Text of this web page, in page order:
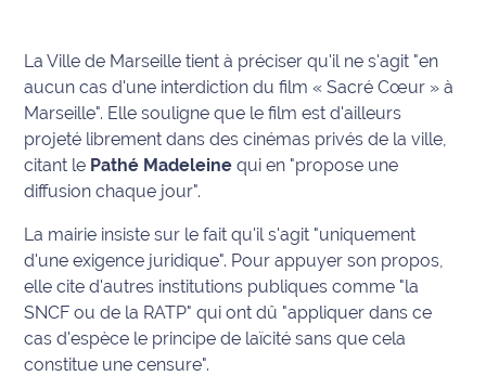
Archives
La Ville de Marseille tient à préciser qu'il ne s'agit "en
aucun cas d'une interdiction du film « Sacré Cœur » à
Marseille". Elle souligne que le film est d'ailleurs
projeté librement dans des cinémas privés de la ville,
citant le Pathé Madeleine qui en "propose une
diffusion chaque jour".
La mairie insiste sur le fait qu'il s'agit "uniquement
d'une exigence juridique". Pour appuyer son propos,
elle cite d'autres institutions publiques comme "la
SNCF ou de la RATP" qui ont dû "appliquer dans ce
cas d'espèce le principe de laïcité sans que cela
constitue une censure".